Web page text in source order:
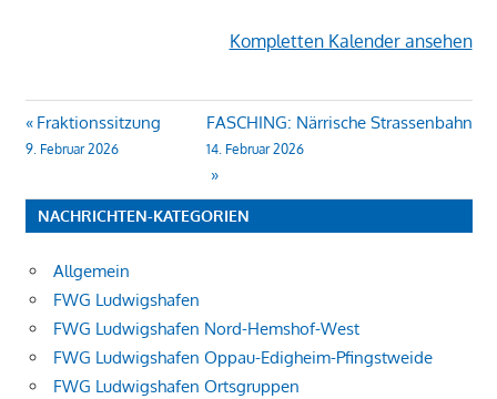
Kompletten Kalender ansehen
Beitragsnavigation
Fraktionssitzung
9. Februar 2026
FASCHING: Närrische Strassenbahn
14. Februar 2026
NACHRICHTEN-KATEGORIEN
Allgemein
FWG Ludwigshafen
FWG Ludwigshafen Nord-Hemshof-West
FWG Ludwigshafen Oppau-Edigheim-Pfingstweide
FWG Ludwigshafen Ortsgruppen